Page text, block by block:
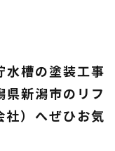
水槽の塗装工事
県新潟市のリフ
社）へぜひお気